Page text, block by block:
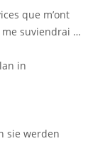
que m’ont
me suviendrai …
in
sie werden